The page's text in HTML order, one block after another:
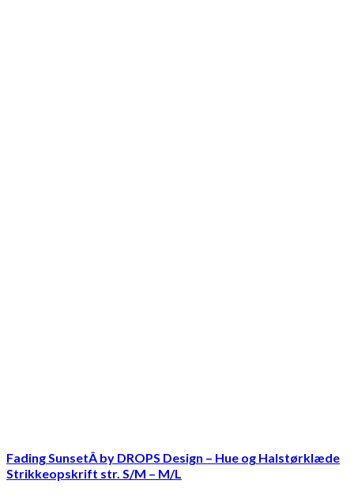
Fading SunsetÂ by DROPS Design – Hue og Halstørklæde
Strikkeopskrift str. S/M – M/L